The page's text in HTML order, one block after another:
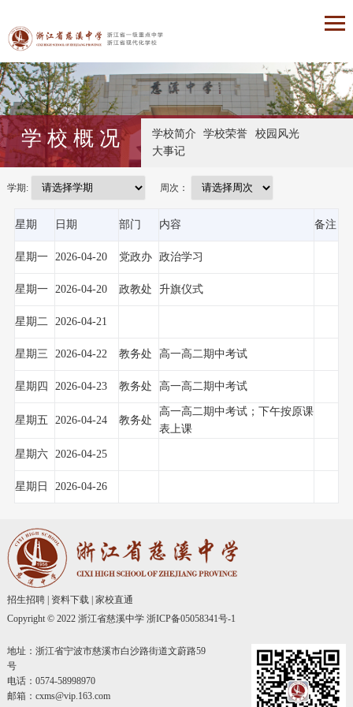
学 校 概 况 学校简介 学校荣誉
校园风光
大事记
学期: 周次：
星期 日期 部门 内容 备注
星期一 2026-04-20 党政办 政治学习
星期一 2026-04-20 政教处 升旗仪式
星期二 2026-04-21
星期三 2026-04-22 教务处 高一高二期中考试
星期四 2026-04-23 教务处 高一高二期中考试
星期五 2026-04-24 教务处
高一高二期中考试；下午按原课
表上课
星期六 2026-04-25
星期日 2026-04-26
招生招聘| 资料下载| 家校直通
Copyright © 2022 浙江省慈溪中学 浙ICP备05058341号-1
地址：浙江省宁波市慈溪市白沙路街道文蔚路59
号
电话：0574-58998970
邮箱：cxms@vip.163.com